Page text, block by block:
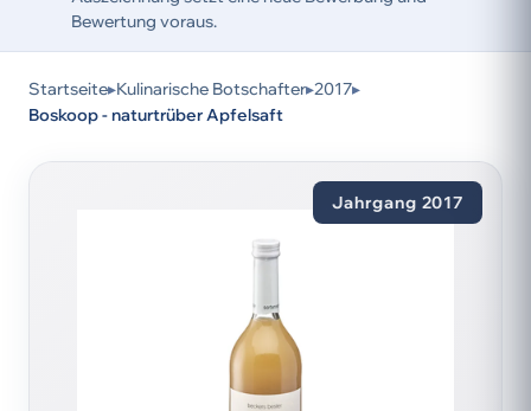
Bewertung voraus.
Startseite▸Kulinarische Botschafter▸2017▸
Boskoop - naturtrüber Apfelsaft
Jahrgang 2017